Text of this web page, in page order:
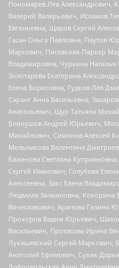
Пономарев Лев Александрович,
Валерий Валерьевич, Исламов
Евгеньевна, Щаров Сергей
Гасан Ольга Павловна, Паутов
Маркович, Пислакова-Паркер
Владимировна, Чуркина Наталья
Золотарева Екатерина
Елена Борисовна, Гудков Лев
Саранг Анна Васильевна,
Анатольевич, Щур Татьяна
Блинушов Андрей Юрьевич,
Михайлович, Симонов Алексей
Мельникова Валентина
Баженова Светлана
Сергей Иванович, Голубева
Алексеевна, Закс Елена
Людмила Залмановна, Кокорина
Вячеславович, Арапова Галина
Прохоров Вадим Юрьевич,
Васильевич, Протасова Ирина
Лукашевский Сергей Маркович,
Анатолий Ефимович, Сухих